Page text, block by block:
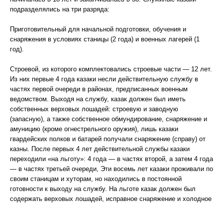
подразделялись на три разряда:
Приготовительный для начальной подготовки, обучения и
снаряжения в условиях станицы (2 года) и военных лагерей (1
год).
Строевой, из которого комплектовались строевые части — 12 лет.
Из них первые 4 года казаки несли действительную службу в
частях первой очереди в районах, предписанных военным
ведомством. Выходя на службу, казак должен был иметь
собственных верховых лошадей: строевую и заводную
(запасную), а также собственное обмундирование, снаряжение и
амуницию (кроме огнестрельного оружия), лишь казаки
гвардейских полков и батарей получали снаряжение (справу) от
казны. После первых 4 лет действительной службы казаки
переходили «на льготу»: 4 года — в частях второй, а затем 4 года
— в частях третьей очереди, Эти восемь лет казаки проживали по
своим станицам и хуторам, но находились в постоянной
готовности к выходу на службу. На льготе казак должен был
содержать верховых лошадей, исправное снаряжение и холодное